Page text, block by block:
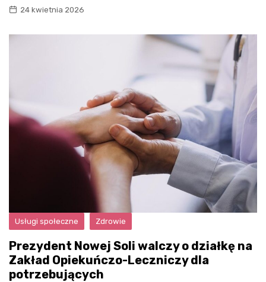
24 kwietnia 2026
Usługi społeczne Zdrowie
Prezydent Nowej Soli walczy o działkę na
Zakład Opiekuńczo-Leczniczy dla
potrzebujących